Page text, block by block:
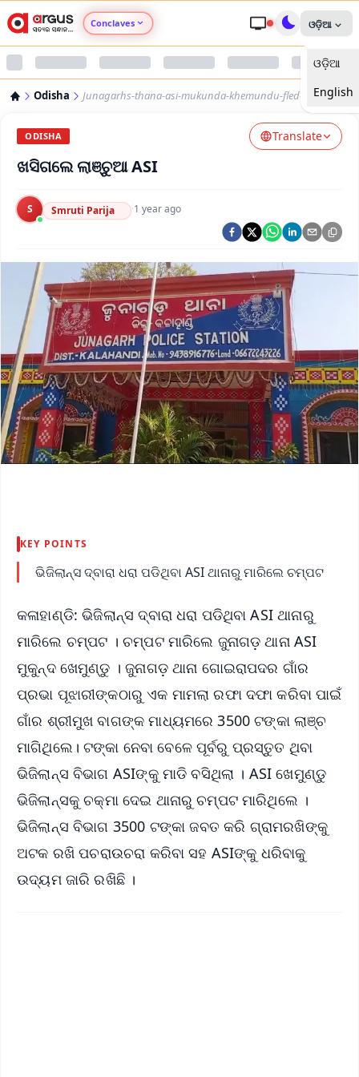
Conclaves
Argus Swaad Odisha
Argus Chalo Dekhein Apna Desh
ଓଡ଼ିଆ
ଓଡ଼ିଆ
English
Odisha Junagarhs-thana-asi-mukunda-khemundu-fled-away
ODISHA Translate
ଖସିଗଲେ ଲାଞ୍ଚୁଆ ASI
S Smruti Parija ·1 year ago
KEY POINTS
ଭିଜିଲାନ୍ସ ଦ୍ବାରା ଧରା ପଡିଥିବା ASI ଥାନାରୁ ମାରିଲେ ଚମ୍ପଟ
କଳାହାଣ୍ଡି: ଭିଜିଲାନ୍ସ ଦ୍ବାରା ଧରା ପଡିଥିବା ASI ଥାନାରୁ
ମାରିଲେ ଚମ୍ପଟ । ଚମ୍ପଟ ମାରିଲେ ଜୁନାଗଡ଼ ଥାନା ASI
ମୁକୁନ୍ଦ ଖେମୁଣ୍ଡୁ । ଜୁନାଗଡ଼ ଥାନା ଗୋଇରାପଦର ଗାଁର
ପ୍ରଭା ପୂଝାରୀଙ୍କଠାରୁ ଏକ ମାମଲା ରଫା ଦଫା କରିବା ପାଇଁ
ଗାଁର ଶ୍ରୀମୁଖ ବାଗଙ୍କ ମାଧ୍ୟମରେ 3500 ଟଙ୍କା ଲାଞ୍ଚ
ମାଗିଥିଲେ। ଟଙ୍କା ନେବା ବେଳେ ପୂର୍ବରୁ ପ୍ରସ୍ତୁତ ଥିବା
ଭିଜିଲାନ୍ସ ବିଭାଗ ASIଙ୍କୁ ମାଡି ବସିଥିଲା । ASI ଖେମୁଣ୍ଡୁ
ଭିଜିଲାନ୍ସକୁ ଚକ୍‌ମା ଦେଇ ଥାନାରୁ ଚମ୍ପଟ ମାରିଥିଲେ ।
ଭିଜିଲାନ୍ସ ବିଭାଗ 3500 ଟଙ୍କା ଜବତ କରି ଗ୍ରାମରଖିଙ୍କୁ
ଅଟକ ରଖି ପଚରାଉଚରା କରିବା ସହ ASIଙ୍କୁ ଧରିବାକୁ
ଉଦ୍ୟମ ଜାରି ରଖିଛି ।